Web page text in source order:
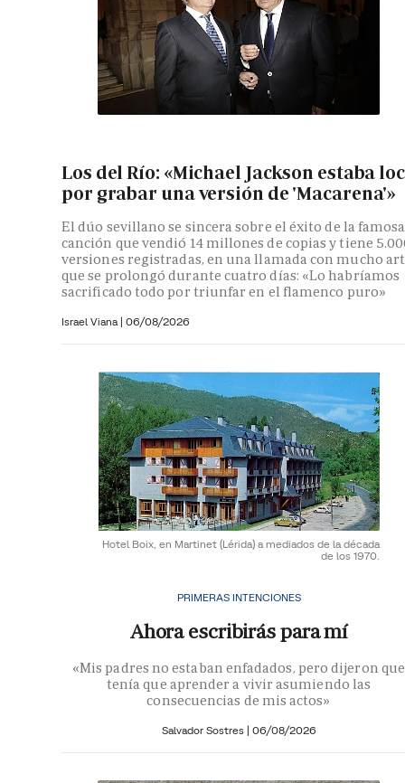
Los del Río: «Michael Jackson estaba
por grabar una versión de 'Macarena'»
El dúo sevillano se sincera sobre el éxito de la famosa
canción que vendió 14 millones de copias y tiene
versiones registradas, en una llamada con mucho
que se prolongó durante cuatro días: «Lo habríamos
sacrificado todo por triunfar en el flamenco puro»
Israel Viana | 06/08/2026
Hotel Boix, en Martinet (Lérida) a mediados de la década
de los 1970.
PRIMERAS INTENCIONES
Ahora escribirás para mí
«Mis padres no estaban enfadados, pero dijeron que
tenía que aprender a vivir asumiendo las
consecuencias de mis actos»
Salvador Sostres | 06/08/2026